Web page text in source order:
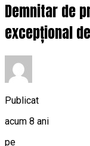
Demnitar de
excepțional
Publicat
acum 8 ani
pe